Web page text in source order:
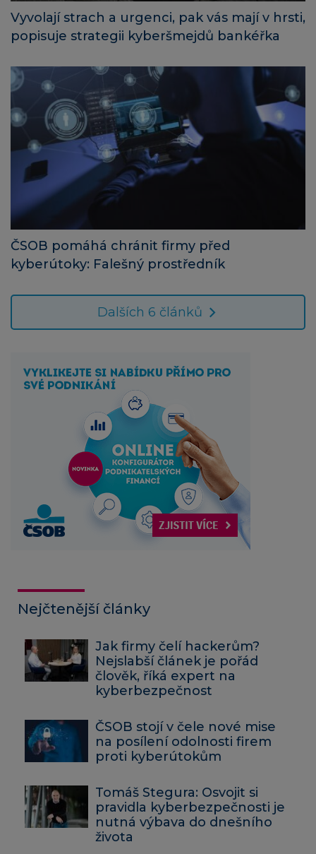
Vyvolají strach a urgenci, pak vás mají v hrsti,
popisuje strategii kyberšmejdů bankéřka
ČSOB pomáhá chránit firmy před
kyberútoky: Falešný prostředník
Dalších 6 článků
Nejčtenější články
Jak firmy čelí hackerům?
Nejslabší článek je pořád
člověk, říká expert na
kyberbezpečnost
ČSOB stojí v čele nové mise
na posílení odolnosti firem
proti kyberútokům
Tomáš Stegura: Osvojit si
pravidla kyberbezpečnosti je
nutná výbava do dnešního
života